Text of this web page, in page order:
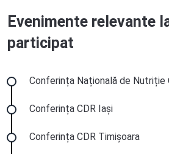
Evenimente relevante
participat
Conferința Națională de Nutriție
Conferința CDR Iași
Conferința CDR Timișoara